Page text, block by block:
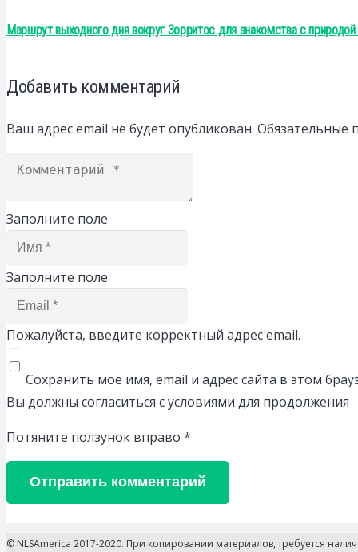
Маршрут выходного дня вокруг Зорритос для знакомства с
Добавить комментарий
Ваш адрес email не будет опубликован. Обязательные
Заполните поле
Заполните поле
Пожалуйста, введите корректный адрес email.
Сохранить моё имя, email и адрес сайта в этом
Вы должны согласиться с условиями для продолжения
Потяните ползунок вправо *
Отправить комментарий
© NLSAmerica 2017-2020. При копировании материалов, требуется